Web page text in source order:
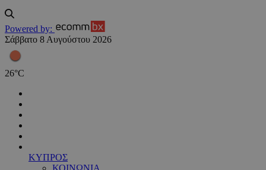
Powered by:
Σάββατο 8 Αυγούστου 2026
26°C
ΚΥΠΡΟΣ